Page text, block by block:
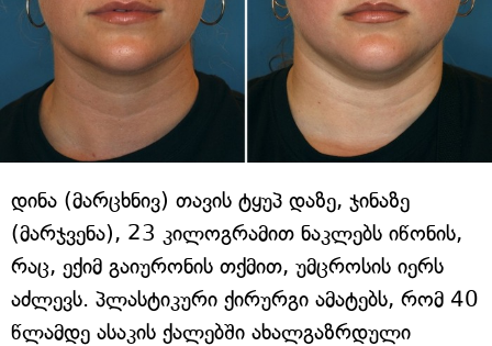
დინა (მარცხნივ) თავის ტყუპ დაზე, ჯინაზე
(მარჯვენა), 23 კილოგრამით ნაკლებს იწონის,
რაც, ექიმ გაიურონის თქმით, უმცროსის იერს
აძლევს. პლასტიკური ქირურგი ამატებს, რომ 40
წლამდე ასაკის ქალებში ახალგაზრდული